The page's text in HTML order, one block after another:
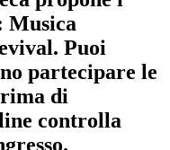
Musica
. Puoi
partecipare le
di
controlla
.